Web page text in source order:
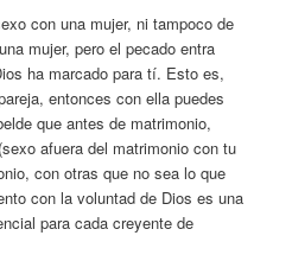
con una mujer, ni tampoco de
mujer, pero el pecado entra
ha marcado para tí. Esto es,
entonces con ella puedes
que antes de matrimonio,
afuera del matrimonio con tu
con otras que no sea lo que
con la voluntad de Dios es una
para cada creyente de